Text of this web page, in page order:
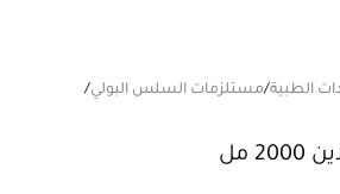
الطبية/مستلزمات السلس البولي/
مل